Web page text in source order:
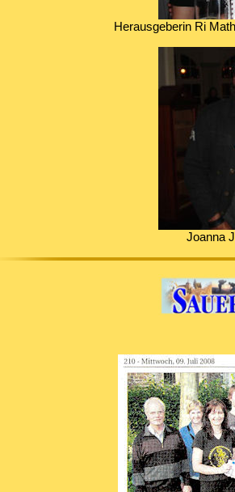
Herausgeberin Ri
Joanna